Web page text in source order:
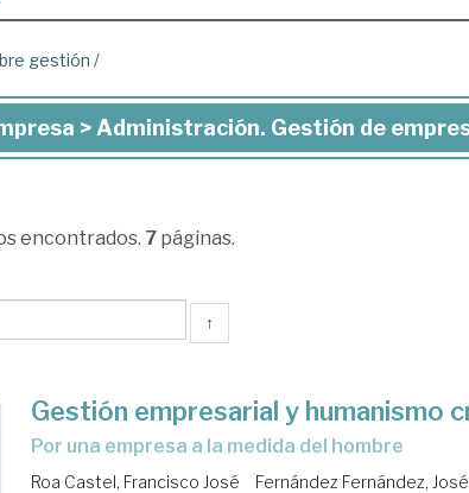
gestión /
> Administración. Gestión de
encontrados. 7páginas.
↑
Gestión empresarial y humanismo
Por una empresa a la medida del hombre
Roa Castel, Francisco José Fernández Fernández,